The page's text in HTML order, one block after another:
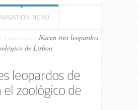
MENU
o noticias
Nacen tres leopardos
de Lisboa
leopardos de
el zoológico de